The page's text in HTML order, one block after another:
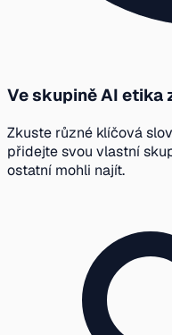
Ve skupině AI etika
Zkuste různé klíčová
přidejte svou vlastní
ostatní mohli najít.